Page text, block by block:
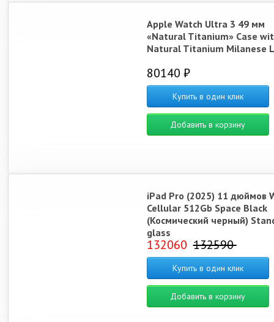
Apple Watch Ultra 3 49 мм
«Natural Titanium» Case
Natural Titanium Milanese
80140 ₽
Купить в один клик
Добавить в корзину
iPad Pro (2025) 11 дюймов
Cellular 512Gb Space Black
(Космический черный)
glass
132060 132590
Купить в один клик
Добавить в корзину